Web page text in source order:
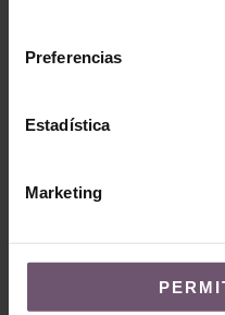
Preferencias
Estadística
Marketing
Zellige en stock -